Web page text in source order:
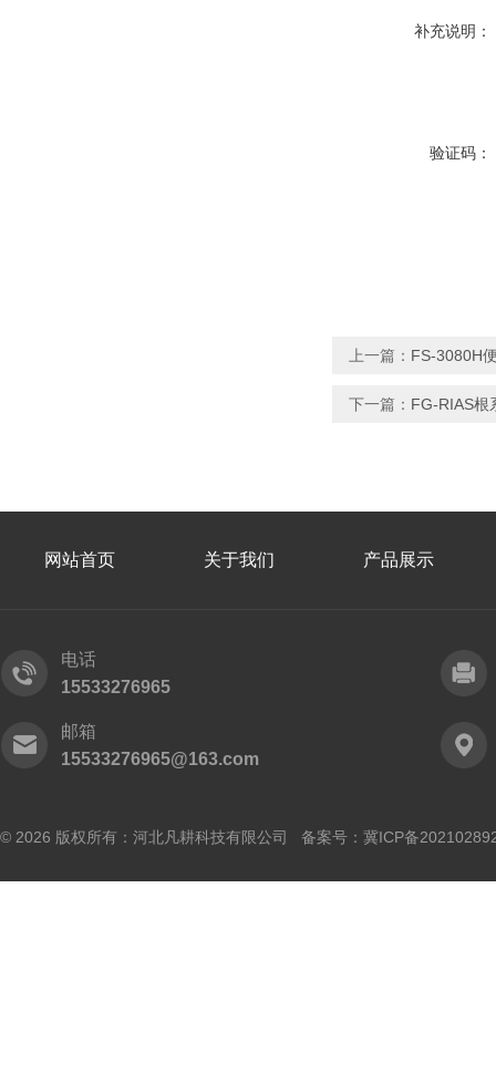
补充说明：
验证码：
上一篇： FS-3080H
下一篇： FG-RIAS根
网站首页 关于我们 产品展示
电话
15533276965
邮箱
15533276965@163.com
© 2026 版权所有：河北凡耕科技有限公司 备案号： 冀ICP备